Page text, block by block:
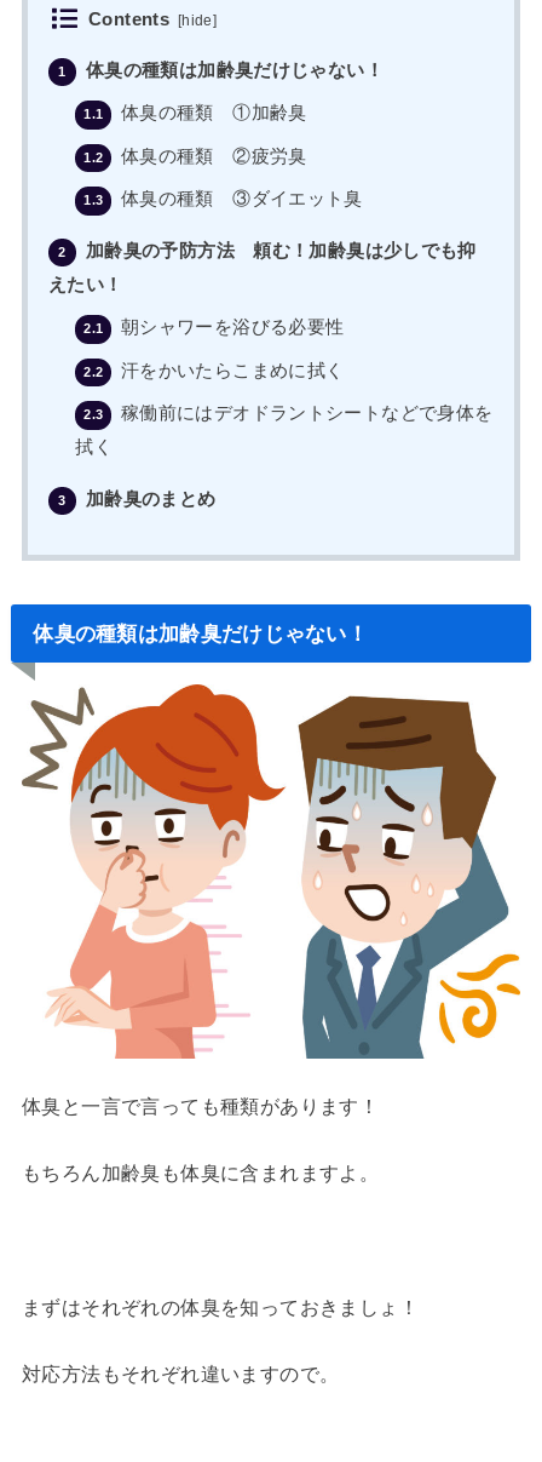
Contents [hide]
1 体臭の種類は加齢臭だけじゃない！
1.1 体臭の種類 ①加齢臭
1.2 体臭の種類 ②疲労臭
1.3 体臭の種類 ③ダイエット臭
2
加齢臭の予防方法 頼む！加齢臭は少しでも抑
えたい！
2.1 朝シャワーを浴びる必要性
2.2 汗をかいたらこまめに拭く
2.3
稼働前にはデオドラントシートなどで身体を
拭く
3 加齢臭のまとめ
体臭の種類は加齢臭だけじゃない！
体臭と一言で言っても種類があります！
もちろん加齢臭も体臭に含まれますよ。
まずはそれぞれの体臭を知っておきましょ！
対応方法もそれぞれ違いますので。